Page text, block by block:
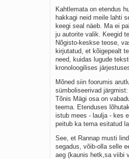
Kahtlemata on etendus
hakkagi neid meile lahti
keegi seal näeb. Ma ei
ju autorite valik. Keegid
Nõgisto-keskse teose,
kirjutatud, et kõigepealt
need, kuidas lugude
kronoloogilises
Mõned siin foorumis
sümboliseerivad järgmist:
Tõnis Mägi osa on
teema. Etenduses
istub mees - laulja - kes
peitub ka tema esitatud
See, et Rannap musti
segadus, võib-olla selle
aeg (kaunis hetk,sa viibi